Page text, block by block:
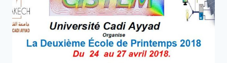
AUTOMATIQUE
ET
INFORMATIQUE
(CA’NTI
24)